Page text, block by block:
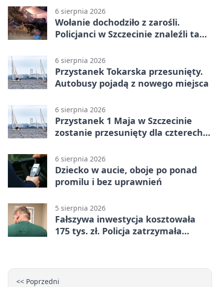
6 sierpnia 2026
Wołanie dochodziło z zarośli.
Policjanci w Szczecinie znaleźli tam
6 sierpnia 2026
Przystanek Tokarska przesunięty.
Autobusy pojadą z nowego miejsca
6 sierpnia 2026
Przystanek 1 Maja w Szczecinie
zostanie przesunięty dla czterech
6 sierpnia 2026
Dziecko w aucie, oboje po ponad
promilu i bez uprawnień
5 sierpnia 2026
Fałszywa inwestycja kosztowała
175 tys. zł. Policja zatrzymała
<< Poprzedni